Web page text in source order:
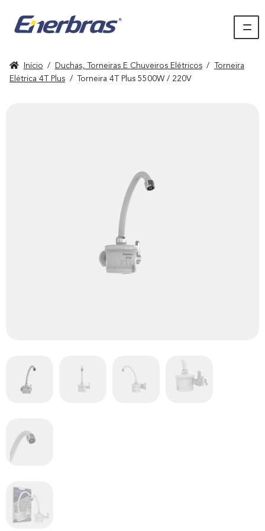
Início / Duchas, Torneiras E Chuveiros Elétricos /
Torneira
Elétrica 4T Plus / Torneira 4T Plus 5500W / 220V